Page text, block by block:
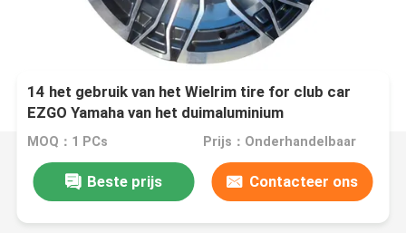
14 het gebruik van het Wielrim tire for club car
EZGO Yamaha van het duimaluminium
MOQ：1 PCs Prijs：Onderhandelbaar
Beste prijs Contacteer ons